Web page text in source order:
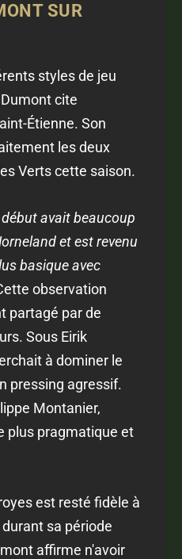
SUR
styles de jeu
cite
Étienne. Son
les deux
Verts cette saison.
avait beaucoup
et est revenu
basique avec
observation
partagé par de
Sous Eirik
à dominer le
pressing agressif.
Montanier,
plus pragmatique et
est resté fidèle à
sa période
affirme n'avoir